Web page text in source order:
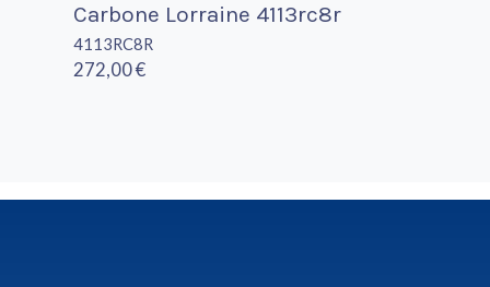
Carbone Lorraine 4113rc8r
4113RC8R
272,00 €